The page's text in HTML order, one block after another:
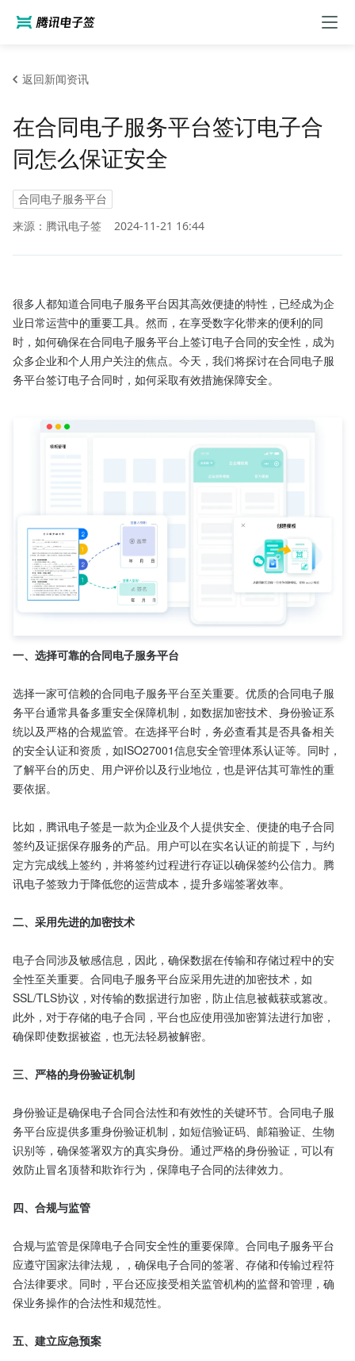
返回新闻资讯
在合同电子服务平台签订电子合
同怎么保证安全
合同电子服务平台
来源：腾讯电子签
2024-11-21 16:44
很多人都知道合同电子服务平台因其高效便捷的特性，已经成为企
业日常运营中的重要工具。然而，在享受数字化带来的便利的同
时，如何确保在合同电子服务平台上签订电子合同的安全性，成为
众多企业和个人用户关注的焦点。今天，我们将探讨在合同电子服
务平台签订电子合同时，如何采取有效措施保障安全。
一、选择可靠的合同电子服务平台
选择一家可信赖的合同电子服务平台至关重要。优质的合同电子服
务平台通常具备多重安全保障机制，如数据加密技术、身份验证系
统以及严格的合规监管。在选择平台时，务必查看其是否具备相关
的安全认证和资质，如ISO27001信息安全管理体系认证等。同时，
了解平台的历史、用户评价以及行业地位，也是评估其可靠性的重
要依据。
比如，腾讯电子签是一款为企业及个人提供安全、便捷的电子合同
签约及证据保存服务的产品。用户可以在实名认证的前提下，与约
定方完成线上签约，并将签约过程进行存证以确保签约公信力。腾
讯电子签致力于降低您的运营成本，提升多端签署效率。
二、采用先进的加密技术
电子合同涉及敏感信息，因此，确保数据在传输和存储过程中的安
全性至关重要。合同电子服务平台应采用先进的加密技术，如
SSL/TLS协议，对传输的数据进行加密，防止信息被截获或篡改。
此外，对于存储的电子合同，平台也应使用强加密算法进行加密，
确保即使数据被盗，也无法轻易被解密。
三、严格的身份验证机制
身份验证是确保电子合同合法性和有效性的关键环节。合同电子服
务平台应提供多重身份验证机制，如短信验证码、邮箱验证、生物
识别等，确保签署双方的真实身份。通过严格的身份验证，可以有
效防止冒名顶替和欺诈行为，保障电子合同的法律效力。
四、合规与监管
合规与监管是保障电子合同安全性的重要保障。合同电子服务平台
应遵守国家法律法规，，确保电子合同的签署、存储和传输过程符
合法律要求。同时，平台还应接受相关监管机构的监督和管理，确
保业务操作的合法性和规范性。
五、建立应急预案